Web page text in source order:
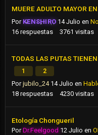
MUERE ADULTO MAYOR
Por KENSHIRO 14 Julio en
16 respuestas 3761 visitas
TODAS LAS PUTAS
1 2
Porjubilo_24 14 Julio en
18 respuestas 4230 visitas
Etología Chongueril
PorDr.Feelgood 12 Julio en